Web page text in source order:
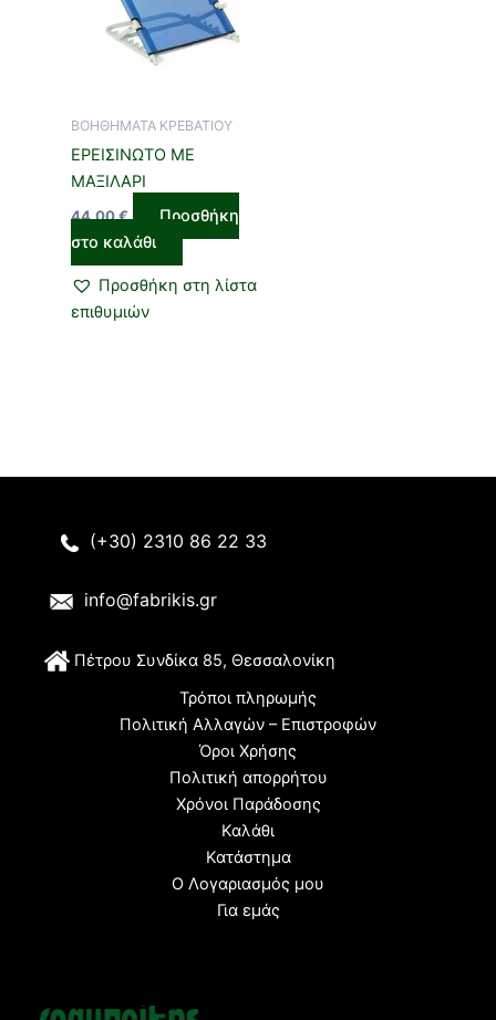
ΒΟΗΘΗΜΑΤΑ ΚΡΕΒΑΤΙΟΥ
ΕΡΕΙΣΙΝΩΤΟ ΜΕ
ΜΑΞΙΛΑΡΙ
44,00€
Προσθήκη
στο καλάθι
Προσθήκη στη λίστα
επιθυμιών
(+30) 2310 86 22 33
info@fabrikis.gr
Πέτρου Συνδίκα 85, Θεσσαλονίκη
Τρόποι πληρωμής
Πολιτική Αλλαγών – Επιστροφών
Όροι Χρήσης
Πολιτική απορρήτου
Χρόνοι Παράδοσης
Καλάθι
Κατάστημα
Ο Λογαριασμός μου
Για εμάς